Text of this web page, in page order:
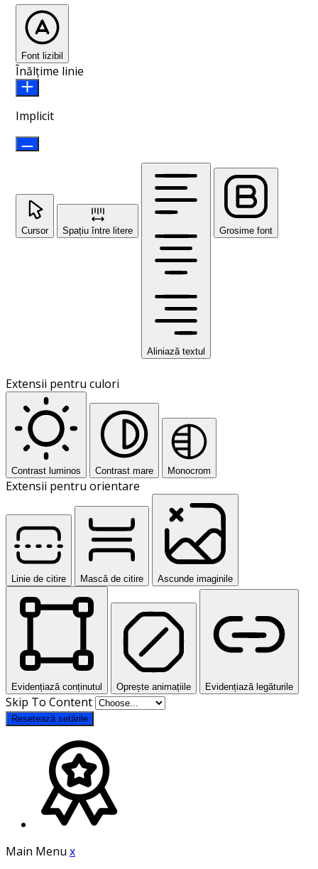
Font lizibil
Înălțime linie
Implicit
Cursor Spațiu între litere
Aliniază textul
Grosime font
Extensii pentru culori
Contrast luminos Contrast mare Monocrom
Extensii pentru orientare
Linie de citire Mască de citire Ascunde imaginile
Evidențiază conținutul Oprește animațiile Evidențiază legăturile
Skip To Content
Resetează setările
Main Menu x